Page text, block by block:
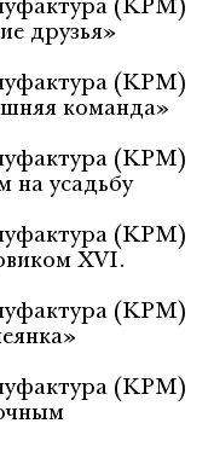
(KPM)
друзья»
(KPM)
команда»
(KPM)
на усадьбу
(KPM)
XVI.
(KPM)
(KPM)